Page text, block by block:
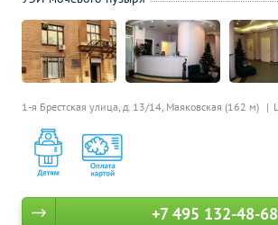
1-я Брестская улица, д. 13/14, Маяковская (162 м)
+7 495 132-48-68